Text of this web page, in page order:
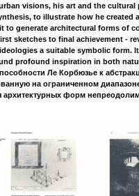
visions, his art and the cultural
to illustrate how he created
to generate architectural forms of
sketches to final achievement -
a suitable symbolic form.
profound inspiration in both
Ле Корбюзье к
на ограниченном
архитектурных форм